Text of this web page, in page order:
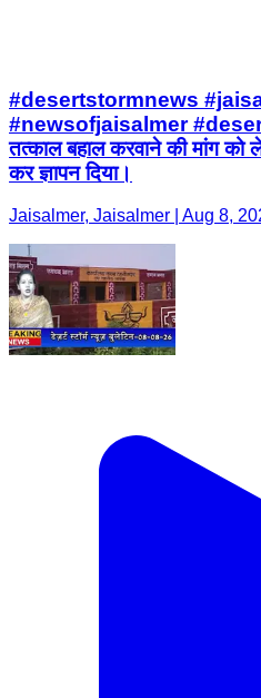
#desertstormnews
#newsofjaisalmer
तत्काल बहाल करवाने की मांग
कर ज्ञापन दिया।
Jaisalmer, Jaisalmer | Aug 8,